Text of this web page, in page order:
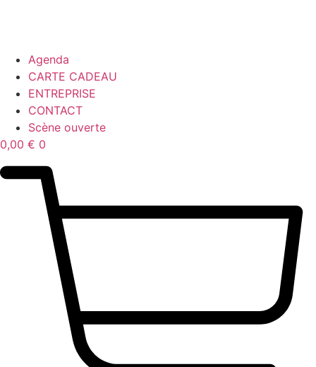
Agenda
CARTE CADEAU
ENTREPRISE
CONTACT
Scène ouverte
0,00 € 0